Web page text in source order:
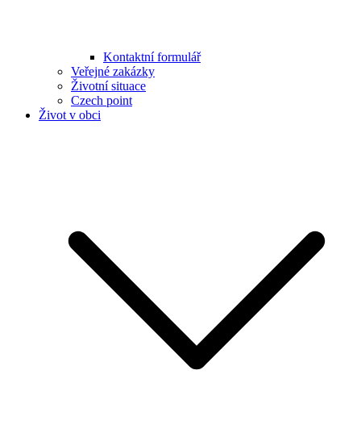
Kontaktní formulář
Veřejné zakázky
Životní situace
Czech point
Život v obci